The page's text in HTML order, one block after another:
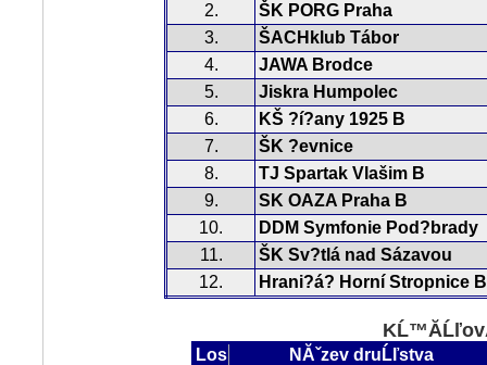
2.
ŠK PORG Praha
3.
ŠACHklub Tábor
4.
JAWA Brodce
5.
Jiskra Humpolec
6.
KŠ ?í?any 1925 B
7.
ŠK ?evnice
8.
TJ Spartak Vlašim B
9.
SK OAZA Praha B
10.
DDM Symfonie Pod?brady
11.
ŠK Sv?tlá nad Sázavou
12.
Hrani?á? Horní Stropnice B
Los
NĂˇzev druĹľstva